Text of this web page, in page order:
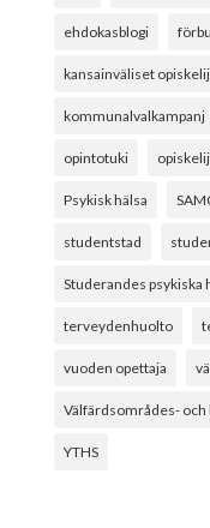
ehdokasblogi
kansainväliset
kommunalvalkampanj
opintotuki
Psykisk hälsa
studentstad
Studerandes psykiska
terveydenhuolto
vuoden opettaja
Välfärdsområdes-
YTHS